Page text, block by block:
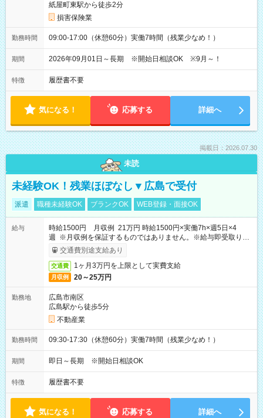
紙屋町東駅から徒歩2分
損害保険業
勤務時間 09:00-17:00（休憩60分）実働7時間（残業少なめ！）
期間 2026年09月01日～長期 ※開始日相談OK ※9月～！
特徴 履歴書不要
気になる！ 応募する 詳細へ
掲載日：2026.07.30
未読
未経験OK！残業ほぼなし▼広島で受付
派遣 職種未経験OK ブランクOK WEB登録・面接OK
給与
時給1500円 月収例 21万円 時給1500円×実働7h×週5日×4
週 ※月収例を保証するものではありません。※給与即受取りサ
ービス利用可（利用条件有）
交通費別途支給あり
交通費 1ヶ月3万円を上限として実費支給
月収例 20～25万円
勤務地
広島市南区
広島駅から徒歩5分
不動産業
勤務時間 09:30-17:30（休憩60分）実働7時間（残業少なめ！）
期間 即日～長期 ※開始日相談OK
特徴 履歴書不要
気になる！ 応募する 詳細へ